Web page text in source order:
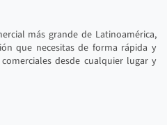
más grande de Latinoamérica,
que necesitas de forma rápida y
desde cualquier lugar y